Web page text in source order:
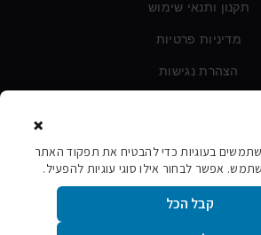
תקנון ותנאי שימוש
מדיניות פרטיות
הצהרת נגישות
טלפון: 054-760-6388
rishon106@gmail.com
×
בעוגיות כדי להבטיח את תפקוד האתר
אפשר לבחור אילו סוגי עוגיות להפעיל.
קבל הכל